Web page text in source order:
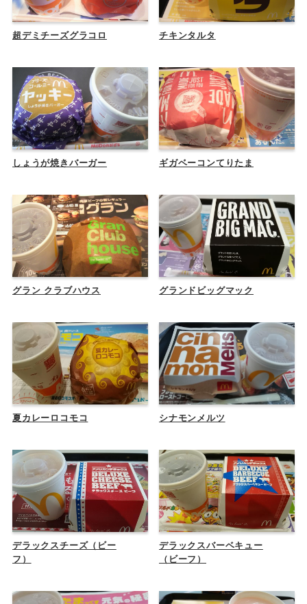
超デミチーズグラコロ チキンタルタ
しょうが焼きバーガー ギガベーコンてりたま
グラン クラブハウス グランドビッグマック
夏カレーロコモコ シナモンメルツ
デラックスチーズ（ビー
フ）
デラックスバーベキュー
（ビーフ）